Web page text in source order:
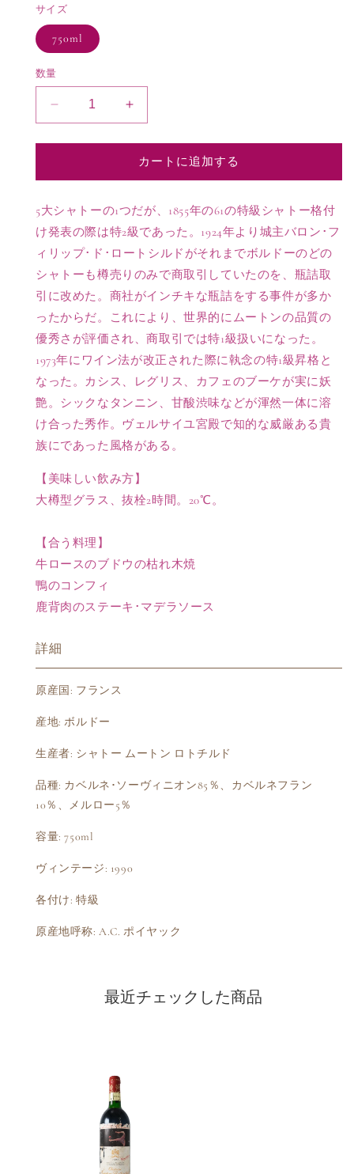
(1)
を
開
く
格
サイズ
750ml
数量
ム
ー
ト
ン
ロ
ト
チ
ル
ド
ポ
イ
ヤ
ッ
ク
特
級
の
量
を
減
ら
1990
ト
ム
ー
ト
ン
ロ
ト
チ
ル
ド
ポ
イ
ヤ
ッ
ク
特
級
の
を
や
カートに追加する
5大シャトーの1つだが、1855年の61の特級シャトー格付
け発表の際は特2級であった。1924年より城主バロン･フ
ィリップ･ド･ロートシルドがそれまでボルドーのどの
シャトーも樽売りのみで商取引していたのを、瓶詰取
引に改めた。商社がインチキな瓶詰をする事件が多か
ったからだ。これにより、世界的にムートンの品質の
優秀さが評価され、商取引では特1級扱いになった。
1973年にワイン法が改正された際に執念の特1級昇格と
なった。カシス、レグリス、カフェのブーケが実に妖
艶。シックなタンニン、甘酸渋味などが渾然一体に溶
け合った秀作。ヴェルサイユ宮殿で知的な威厳ある貴
族にであった風格がある。
【美味しい飲み方】
大樽型グラス、抜栓2時間。20℃。
【合う料理】
牛ロースのブドウの枯れ木焼
鴨のコンフィ
鹿背肉のステーキ･マデラソース
詳細
原産国: フランス
産地: ボルドー
生産者: シャトー ムートン ロトチルド
品種: カベルネ･ソーヴィニオン85％、カベルネフラン
10％、メルロー5％
容量: 750ml
ヴィンテージ: 1990
各付け: 特級
原産地呼称: A.C. ポイヤック
最近チェックした商品